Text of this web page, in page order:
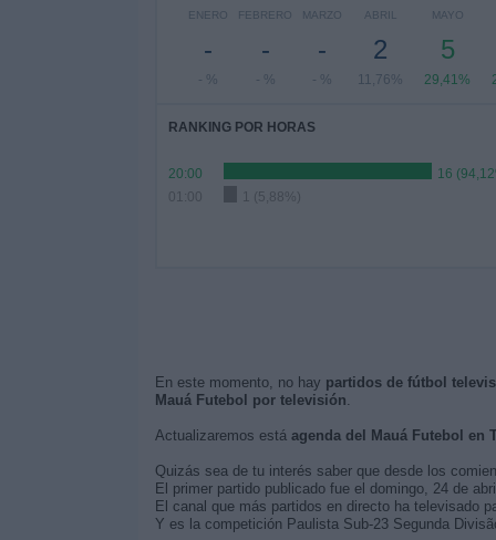
ENERO
-
- %
FEBRERO
-
- %
MARZO
-
- %
ABRIL
2
11,76%
MAYO
5
29,41%
RANKING POR HORAS
20:00
16
1 (5,88%)
En este momento, no hay partidos de fútbol
Mauá Futebol por televisión.
Actualizaremos está agenda del Mauá Futebol en
Quizás sea de tu interés saber que desde los
El primer partido publicado fue el domingo, 24 de
El canal que más partidos en directo ha televisado
Y es la competición Paulista Sub-23 Segunda